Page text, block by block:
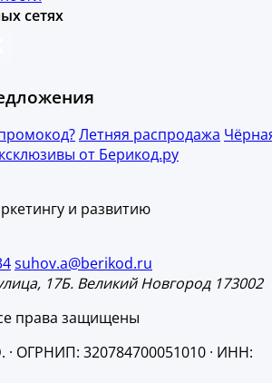
сетях
Летняя распродажа
от Берикод.ру
и развитию
suhov.a@berikod.ru
17Б. Великий Новгород 173002
права защищены
ОГРНИП: 320784700051010 · ИНН: